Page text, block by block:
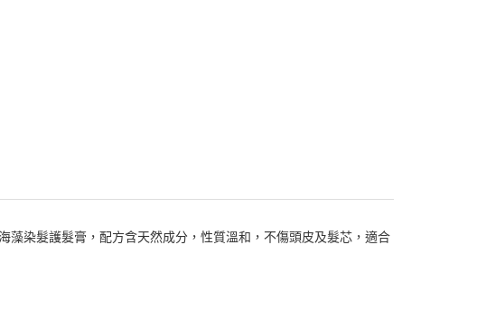
染髮護髮膏，配方含天然成分，性質溫和，不傷頭皮及髮芯，適合